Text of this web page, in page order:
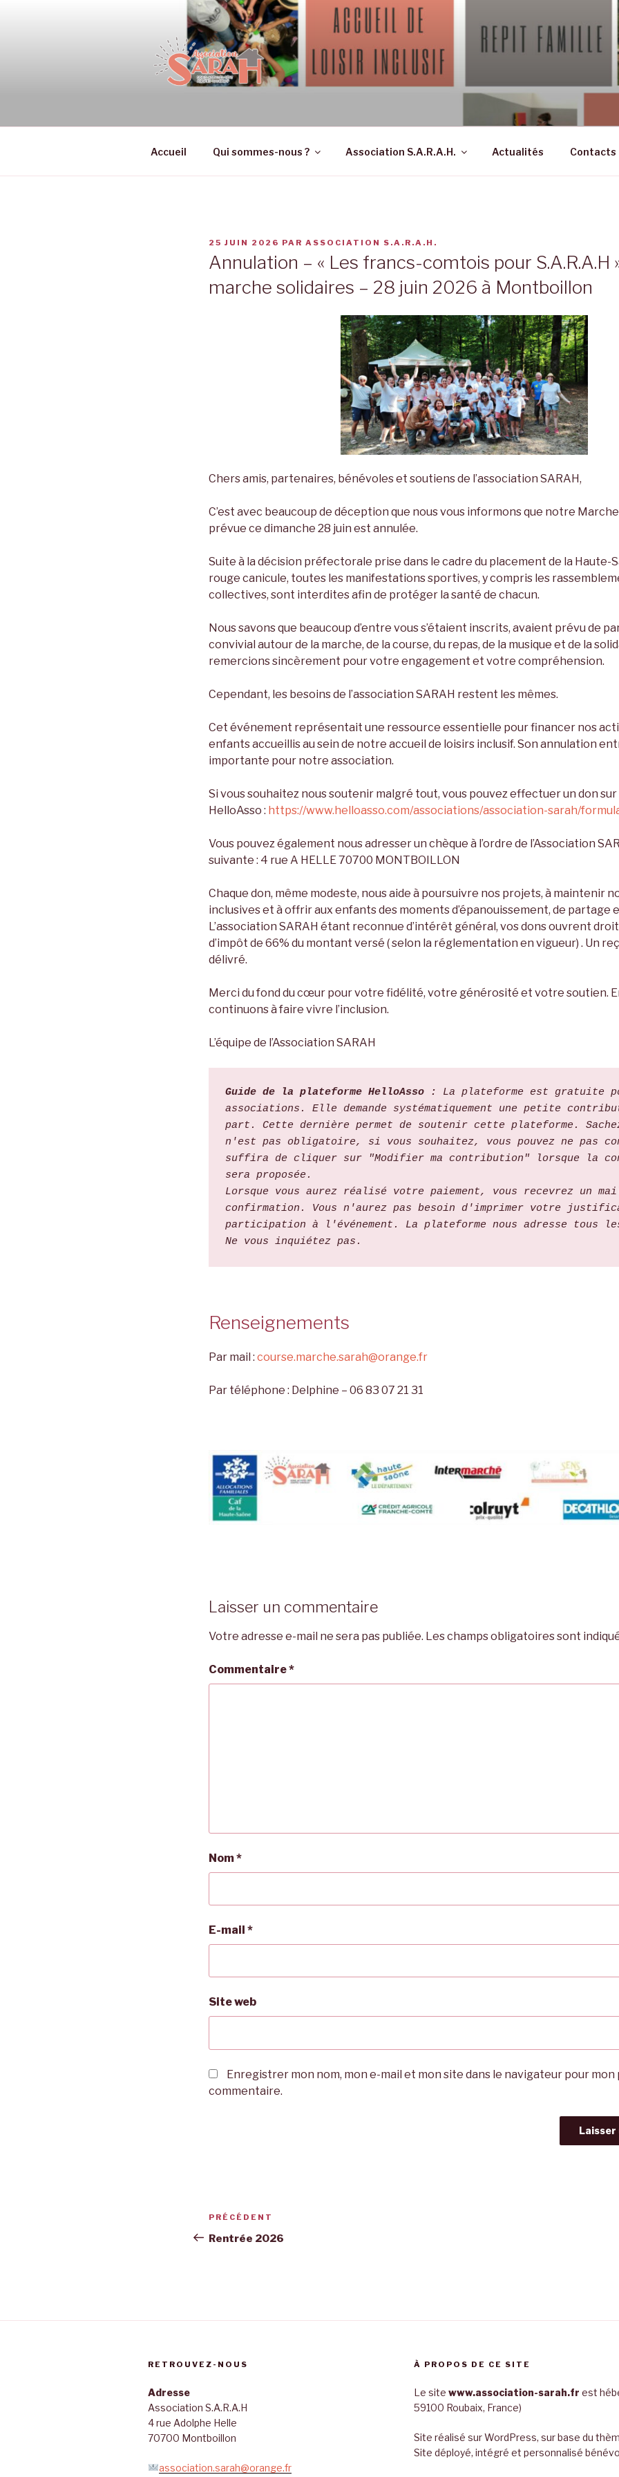
ASSOCIATION SARAH – SOINS,
RÉPIT, ADAPTÉS, HANDICAP
Accueil Qui sommes-nous ? Association S.A.R.A.H. Actualités Contacts
PUBLIÉ
25 JUIN 2026 PAR ASSOCIATION S.A.R.A.H.
Annulation – « Les francs-comtois pour S.A.R.A.H
marche solidaires – 28 juin 2026 à Montboillon
Chers amis, partenaires, bénévoles et soutiens de l’association SARAH,
C’est avec beaucoup de déception que nous vous informons que notre
prévue ce dimanche 28 juin est annulée.
Suite à la décision préfectorale prise dans le cadre du placement de la Haute-
rouge canicule, toutes les manifestations sportives, y compris les
collectives, sont interdites afin de protéger la santé de chacun.
Nous savons que beaucoup d’entre vous s’étaient inscrits, avaient prévu de
convivial autour de la marche, de la course, du repas, de la musique et de la
remercions sincèrement pour votre engagement et votre compréhension.
Cependant, les besoins de l’association SARAH restent les mêmes.
Cet événement représentait une ressource essentielle pour financer nos
enfants accueillis au sein de notre accueil de loisirs inclusif. Son annulation
importante pour notre association.
Si vous souhaitez nous soutenir malgré tout, vous pouvez effectuer un don
HelloAsso : https://www.helloasso.com/associations/association-sarah/
Vous pouvez également nous adresser un chèque à l’ordre de l’Association
suivante : 4 rue A HELLE 70700 MONTBOILLON
Chaque don, même modeste, nous aide à poursuivre nos projets, à maintenir
inclusives et à offrir aux enfants des moments d’épanouissement, de partage
L’association SARAH étant reconnue d’intérêt général, vos dons ouvrent
d’impôt de 66% du montant versé ( selon la réglementation en vigueur) . Un
délivré.
Merci du fond du cœur pour votre fidélité, votre générosité et votre soutien.
continuons à faire vivre l’inclusion.
L’équipe de l’Association SARAH
Guide de la plateforme HelloAsso : La plateforme est gratuite
associations. Elle demande systématiquement une petite
part. Cette dernière permet de soutenir cette plateforme.
n'est pas obligatoire, si vous souhaitez, vous pouvez ne pas
suffira de cliquer sur "Modifier ma contribution" lorsque la
sera proposée.
Lorsque vous aurez réalisé votre paiement, vous recevrez un
confirmation. Vous n'aurez pas besoin d'imprimer votre
participation à l'événement. La plateforme nous adresse tous
Ne vous inquiétez pas.
Renseignements
Par mail : course.marche.sarah@orange.fr
Par téléphone : Delphine – 06 83 07 21 31
Laisser un commentaire
Votre adresse e-mail ne sera pas publiée. Les champs obligatoires sont
Commentaire*
Nom*
E-mail *
Site web
Enregistrer mon nom, mon e-mail et mon site dans le navigateur pour mon
commentaire.
Navigation
de
Article
précédent
PRÉCÉDENT
Rentrée 2026
RETROUVEZ-NOUS
Adresse
Association S.A.R.A.H
4 rue Adolphe Helle
70700 Montboillon
association.sarah@orange.fr
À PROPOS DE CE SITE
Le site www.association-sarah.fr est
59100 Roubaix, France)
Site réalisé sur WordPress, sur base du
Site déployé, intégré et personnalisé